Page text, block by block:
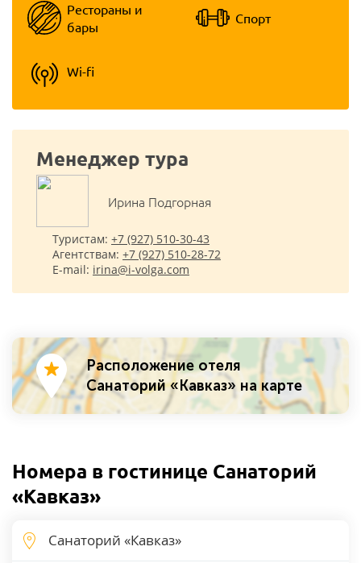
Рестораны и
бары
Спорт
Wi-fi
Менеджер тура
Ирина Подгорная
Туристам: +7 (927) 510-30-43
Агентствам: +7 (927) 510-28-72
E-mail: irina@i-volga.com
Расположение отеля
Санаторий «Кавказ» на карте
Номера в гостинице Санаторий
«Кавказ»